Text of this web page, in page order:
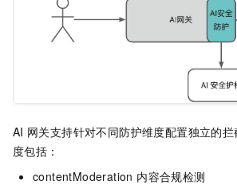
AI 网关支持针对不同防护维度配置独立的
度包括：
contentModeration 内容合规检测